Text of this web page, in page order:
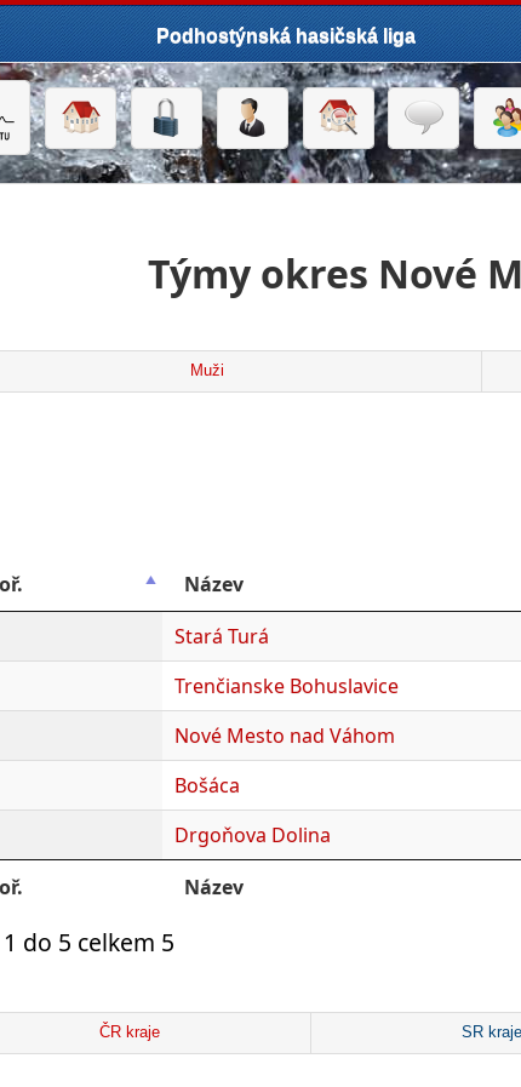
Podhostýnská hasičská liga
Týmy okres Nové
Muži
Název
Stará Turá
Trenčianske Bohuslavice
Nové Mesto nad Váhom
Bošáca
Drgoňova Dolina
Název
do 5 celkem 5
ČR kraje SR kraje